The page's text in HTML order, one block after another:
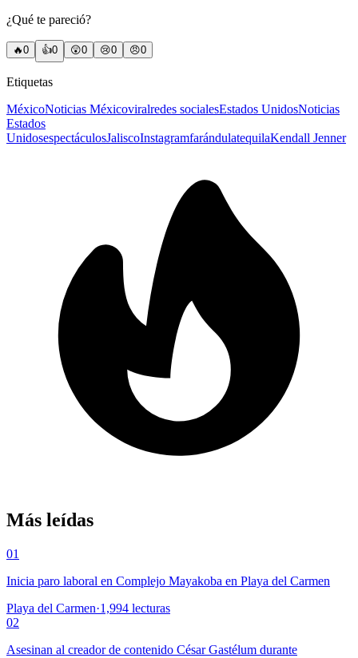
¿Qué te pareció?
🔥0 👍0 😲0 😢0 😠0
Etiquetas
MéxicoNoticias Méxicoviralredes socialesEstados UnidosNoticias
Estados
UnidosespectáculosJaliscoInstagramfarándulatequilaKendall Jenner
Más leídas
01
Inicia paro laboral en Complejo Mayakoba en Playa del Carmen
Playa del Carmen·1,994 lecturas
02
Asesinan al creador de contenido César Gastélum durante